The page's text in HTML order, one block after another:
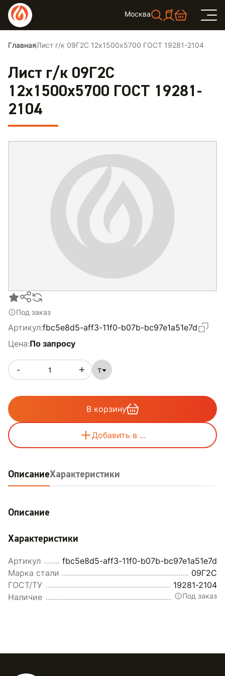
Москва
ГлавнаяЛист г/к 09Г2С 12х1500х5700 ГОСТ 19281-2104
Лист г/к 09Г2С
12х1500х5700 ГОСТ 19281-
2104
Под заказ
Артикул:fbc5e8d5-aff3-11f0-b07b-bc97e1a51e7d
Цена:По запросу
- т
В корзину
Добавить в ...
ОписаниеХарактеристики
Описание
Характеристики
Артикул
fbc5e8d5-aff3-11f0-b07b-bc97e1a51e7d
Марка стали
09Г2С
ГОСТ/ТУ
19281-2104
Наличие
Под заказ